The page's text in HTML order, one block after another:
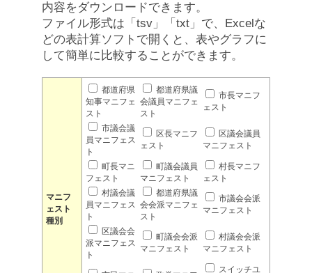
内容をダウンロードできます。
ファイル形式は「tsv」「txt」で、Excelな
どの表計算ソフトで開くと、表やグラフに
して簡単に比較することができます。
マニフ
ェスト
種別
都道府県
知事マニフェ
スト
都道府県議
会議員マニフェ
スト
市長マニフ
ェスト
市議会議
員マニフェス
ト
区長マニフ
ェスト
区議会議員
マニフェスト
町長マニ
フェスト
町議会議員
マニフェスト
村長マニフ
ェスト
村議会議
員マニフェス
ト
都道府県議
会会派マニフェ
スト
市議会会派
マニフェスト
区議会会
派マニフェス
ト
町議会会派
マニフェスト
村議会会派
マニフェスト
スイッチユ